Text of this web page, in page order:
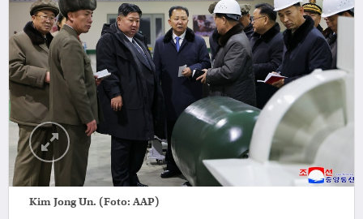
Kim Jong Un. (Foto: AAP)